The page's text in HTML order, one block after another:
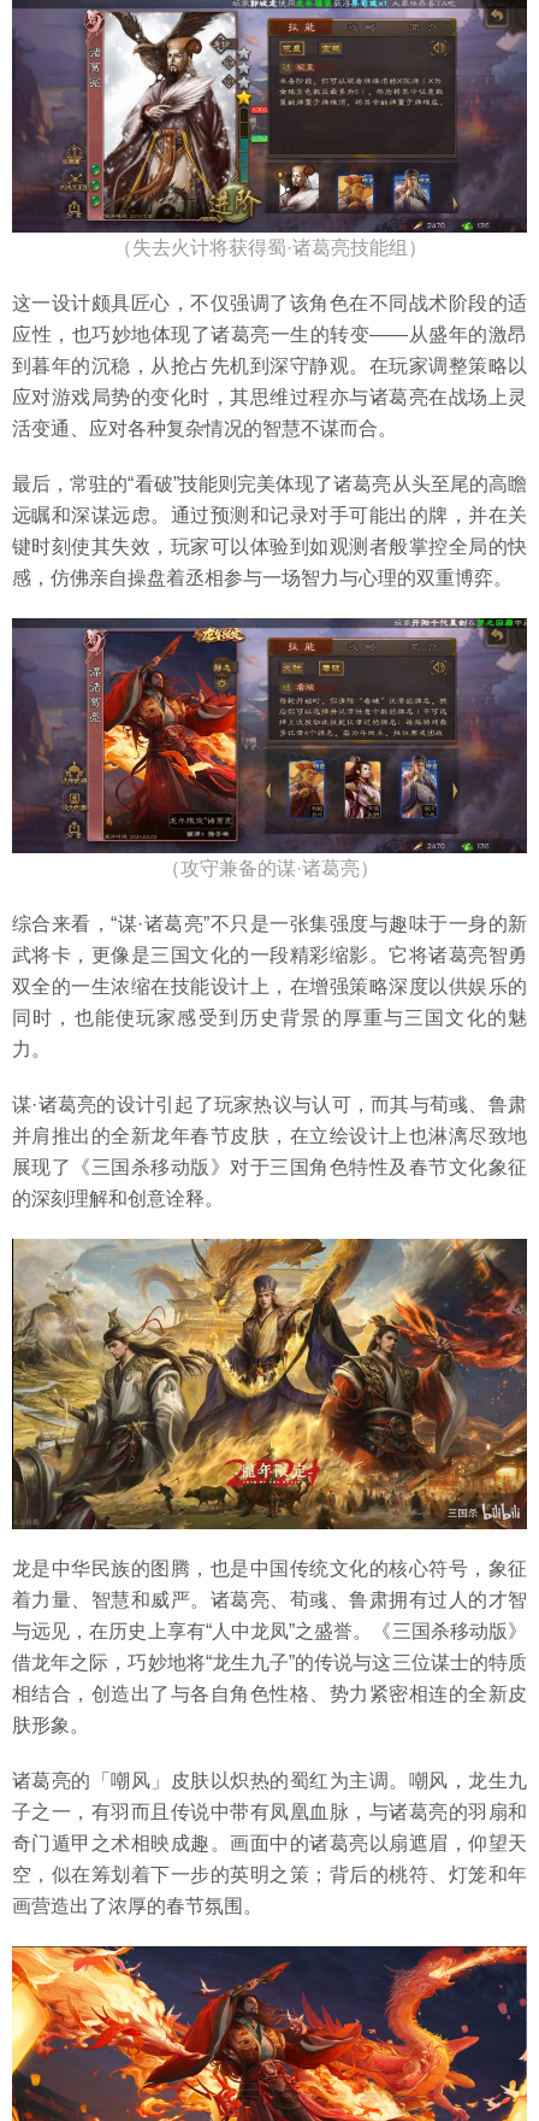
（失去火计将获得蜀·诸葛亮技能组）
这一设计颇具匠心，不仅强调了该角色在不同战术阶段的适
应性，也巧妙地体现了诸葛亮一生的转变——从盛年的激昂
到暮年的沉稳，从抢占先机到深守静观。在玩家调整策略以
应对游戏局势的变化时，其思维过程亦与诸葛亮在战场上灵
活变通、应对各种复杂情况的智慧不谋而合。
最后，常驻的“看破”技能则完美体现了诸葛亮从头至尾的高瞻
远瞩和深谋远虑。通过预测和记录对手可能出的牌，并在关
键时刻使其失效，玩家可以体验到如观测者般掌控全局的快
感，仿佛亲自操盘着丞相参与一场智力与心理的双重博弈。
（攻守兼备的谋·诸葛亮）
综合来看，“谋·诸葛亮”不只是一张集强度与趣味于一身的新
武将卡，更像是三国文化的一段精彩缩影。它将诸葛亮智勇
双全的一生浓缩在技能设计上，在增强策略深度以供娱乐的
同时，也能使玩家感受到历史背景的厚重与三国文化的魅
力。
谋·诸葛亮的设计引起了玩家热议与认可，而其与荀彧、鲁肃
并肩推出的全新龙年春节皮肤，在立绘设计上也淋漓尽致地
展现了《三国杀移动版》对于三国角色特性及春节文化象征
的深刻理解和创意诠释。
龙是中华民族的图腾，也是中国传统文化的核心符号，象征
着力量、智慧和威严。诸葛亮、荀彧、鲁肃拥有过人的才智
与远见，在历史上享有“人中龙凤”之盛誉。《三国杀移动版》
借龙年之际，巧妙地将“龙生九子”的传说与这三位谋士的特质
相结合，创造出了与各自角色性格、势力紧密相连的全新皮
肤形象。
诸葛亮的「嘲风」皮肤以炽热的蜀红为主调。嘲风，龙生九
子之一，有羽而且传说中带有凤凰血脉，与诸葛亮的羽扇和
奇门遁甲之术相映成趣。画面中的诸葛亮以扇遮眉，仰望天
空，似在筹划着下一步的英明之策；背后的桃符、灯笼和年
画营造出了浓厚的春节氛围。